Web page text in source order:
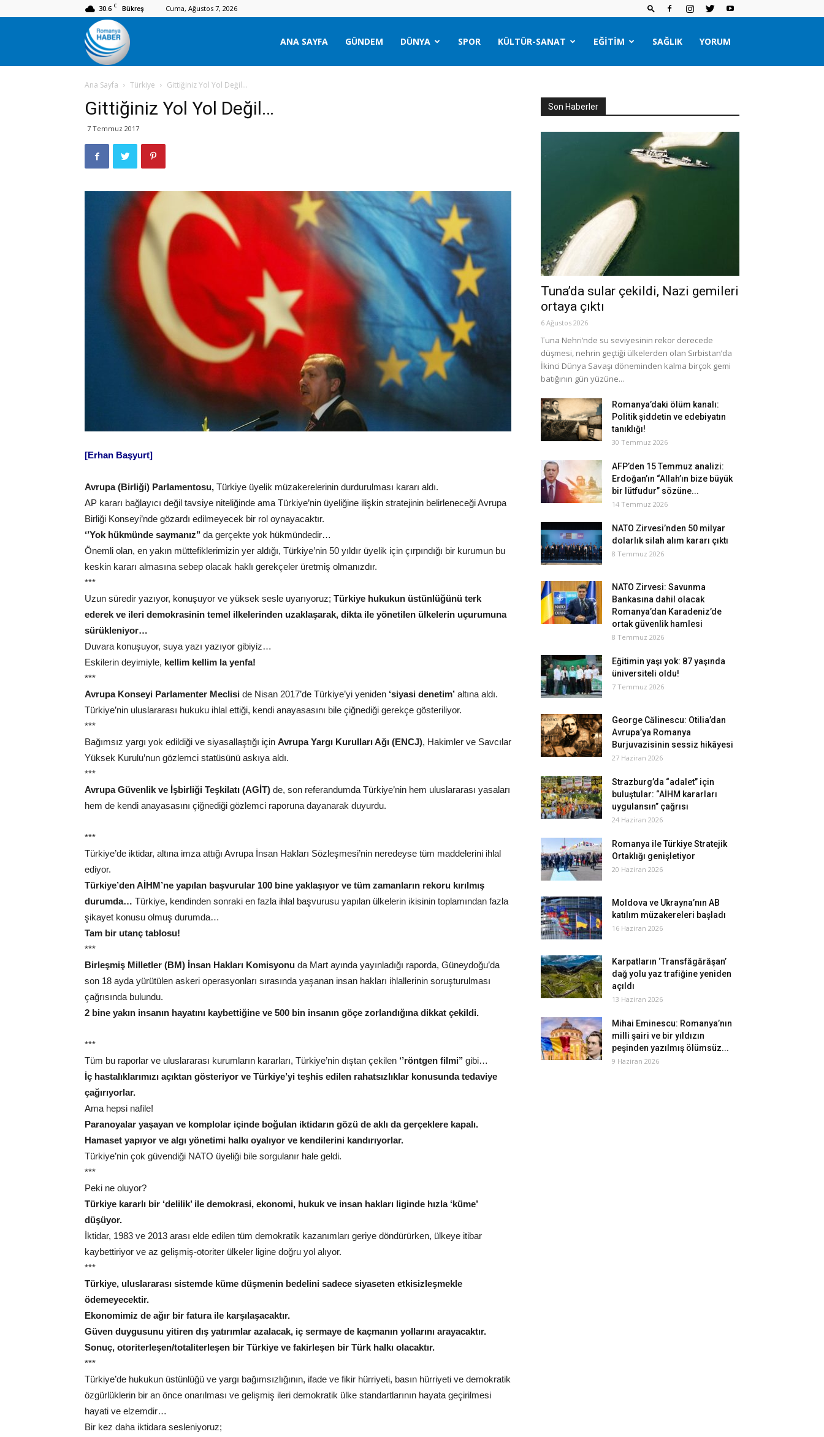
30.6 C Bükreş Cuma, Ağustos 7, 2026
Romanya
Haber
ANA SAYFA GÜNDEM DÜNYA SPOR KÜLTÜR-SANAT EĞITIM SAĞLIK YORUM
Ana Sayfa Türkiye Gittiğiniz Yol Yol Değil…
Gittiğiniz Yol Yol Değil…
7 Temmuz 2017
[Erhan Başyurt]
Avrupa (Birliği) Parlamentosu, Türkiye üyelik müzakerelerinin durdurulması kararı aldı.
AP kararı bağlayıcı değil tavsiye niteliğinde ama Türkiye’nin üyeliğine ilişkin stratejinin belirleneceği Avrupa
Birliği Konseyi’nde gözardı edilmeyecek bir rol oynayacaktır.
‘’Yok hükmünde saymanız’’ da gerçekte yok hükmündedir…
Önemli olan, en yakın müttefiklerimizin yer aldığı, Türkiye’nin 50 yıldır üyelik için çırpındığı bir kurumun bu
keskin kararı almasına sebep olacak haklı gerekçeler üretmiş olmanızdır.
***
Uzun süredir yazıyor, konuşuyor ve yüksek sesle uyarıyoruz; Türkiye hukukun üstünlüğünü terk
ederek ve ileri demokrasinin temel ilkelerinden uzaklaşarak, dikta ile yönetilen ülkelerin uçurumuna
sürükleniyor…
Duvara konuşuyor, suya yazı yazıyor gibiyiz…
Eskilerin deyimiyle, kellim kellim la yenfa!
***
Avrupa Konseyi Parlamenter Meclisi de Nisan 2017’de Türkiye’yi yeniden ‘siyasi denetim’ altına aldı.
Türkiye’nin uluslararası hukuku ihlal ettiği, kendi anayasasını bile çiğnediği gerekçe gösteriliyor.
***
Bağımsız yargı yok edildiği ve siyasallaştığı için Avrupa Yargı Kurulları Ağı (ENCJ), Hakimler ve Savcılar
Yüksek Kurulu’nun gözlemci statüsünü askıya aldı.
***
Avrupa Güvenlik ve İşbirliği Teşkilatı (AGİT) de, son referandumda Türkiye’nin hem uluslararası yasaları
hem de kendi anayasasını çiğnediği gözlemci raporuna dayanarak duyurdu.
***
Türkiye’de iktidar, altına imza attığı Avrupa İnsan Hakları Sözleşmesi’nin neredeyse tüm maddelerini ihlal
ediyor.
Türkiye’den AİHM’ne yapılan başvurular 100 bine yaklaşıyor ve tüm zamanların rekoru kırılmış
durumda… Türkiye, kendinden sonraki en fazla ihlal başvurusu yapılan ülkelerin ikisinin toplamından fazla
şikayet konusu olmuş durumda…
Tam bir utanç tablosu!
***
Birleşmiş Milletler (BM) İnsan Hakları Komisyonu da Mart ayında yayınladığı raporda, Güneydoğu’da
son 18 ayda yürütülen askeri operasyonları sırasında yaşanan insan hakları ihlallerinin soruşturulması
çağrısında bulundu.
2 bine yakın insanın hayatını kaybettiğine ve 500 bin insanın göçe zorlandığına dikkat çekildi.
***
Tüm bu raporlar ve uluslararası kurumların kararları, Türkiye’nin dıştan çekilen ‘’röntgen filmi’’ gibi…
İç hastalıklarımızı açıktan gösteriyor ve Türkiye’yi teşhis edilen rahatsızlıklar konusunda tedaviye
çağırıyorlar.
Ama hepsi nafile!
Paranoyalar yaşayan ve komplolar içinde boğulan iktidarın gözü de aklı da gerçeklere kapalı.
Hamaset yapıyor ve algı yönetimi halkı oyalıyor ve kendilerini kandırıyorlar.
Türkiye’nin çok güvendiği NATO üyeliği bile sorgulanır hale geldi.
***
Peki ne oluyor?
Türkiye kararlı bir ‘delilik’ ile demokrasi, ekonomi, hukuk ve insan hakları liginde hızla ‘küme’
düşüyor.
İktidar, 1983 ve 2013 arası elde edilen tüm demokratik kazanımları geriye döndürürken, ülkeye itibar
kaybettiriyor ve az gelişmiş-otoriter ülkeler ligine doğru yol alıyor.
***
Türkiye, uluslararası sistemde küme düşmenin bedelini sadece siyaseten etkisizleşmekle
ödemeyecektir.
Ekonomimiz de ağır bir fatura ile karşılaşacaktır.
Güven duygusunu yitiren dış yatırımlar azalacak, iç sermaye de kaçmanın yollarını arayacaktır.
Sonuç, otoriterleşen/totaliterleşen bir Türkiye ve fakirleşen bir Türk halkı olacaktır.
***
Türkiye’de hukukun üstünlüğü ve yargı bağımsızlığının, ifade ve fikir hürriyeti, basın hürriyeti ve demokratik
özgürlüklerin bir an önce onarılması ve gelişmiş ileri demokratik ülke standartlarının hayata geçirilmesi
hayati ve elzemdir…
Bir kez daha iktidara sesleniyoruz;
Son Haberler
Tuna’da sular çekildi, Nazi gemileri
ortaya çıktı
6 Ağustos 2026
Tuna Nehri’nde su seviyesinin rekor derecede
düşmesi, nehrin geçtiği ülkelerden olan Sırbistan’da
İkinci Dünya Savaşı döneminden kalma birçok gemi
batığının gün yüzüne...
Romanya’daki ölüm kanalı:
Politik şiddetin ve edebiyatın
tanıklığı!
30 Temmuz 2026
AFP’den 15 Temmuz analizi:
Erdoğan’ın “Allah’ın bize büyük
bir lütfudur” sözüne...
14 Temmuz 2026
NATO Zirvesi’nden 50 milyar
dolarlık silah alım kararı çıktı
8 Temmuz 2026
NATO Zirvesi: Savunma
Bankasına dahil olacak
Romanya’dan Karadeniz’de
ortak güvenlik hamlesi
8 Temmuz 2026
Eğitimin yaşı yok: 87 yaşında
üniversiteli oldu!
7 Temmuz 2026
George Călinescu: Otilia’dan
Avrupa’ya Romanya
Burjuvazisinin sessiz hikâyesi
27 Haziran 2026
Strazburg’da “adalet” için
buluştular: “AİHM kararları
uygulansın” çağrısı
24 Haziran 2026
Romanya ile Türkiye Stratejik
Ortaklığı genişletiyor
20 Haziran 2026
Moldova ve Ukrayna’nın AB
katılım müzakereleri başladı
16 Haziran 2026
Karpatların ‘Transfăgărăşan’
dağ yolu yaz trafiğine yeniden
açıldı
13 Haziran 2026
Mihai Eminescu: Romanya’nın
milli şairi ve bir yıldızın
peşinden yazılmış ölümsüz...
9 Haziran 2026